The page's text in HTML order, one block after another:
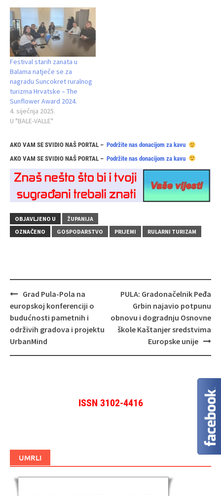
Festival starih zanata u
Balama natječe se za
nagradu Suncokret ruralnog
turizma Hrvatske – The
Sunflower Award 2024.
4. siječnja 2025.
U "BALE-VALLE"
AKO VAM SE SVIDIO NAŠ PORTAL – Podržite nas donacijom za kavu
AKO VAM SE SVIDIO NAŠ PORTAL – Podržite nas donacijom za kavu
OBJAVLJENO U
ŽUPANIJA
OZNAČENO
GOSPODARSTVO PRIJEMI RULARNI TURIZAM
Navigacija
objava
Grad Pula-Pola na
europskoj konferenciji o
budućnosti pametnih i
održivih gradova i projektu
UrbanMind
PULA: Gradonačelnik Peđa
Grbin najavio potpunu
obnovu i dogradnju Osnovne
škole Kaštanjer sredstvima
Europske unije
ISSN 3102-4416
UMRLI